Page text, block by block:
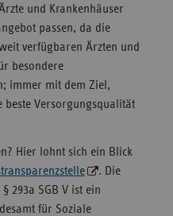
und Krankenhäuser
passen, da die
verfügbaren Ärzten und
besondere
immer mit dem Ziel,
Versorgungsqualität
Hier lohnt sich ein Blick
. Die
293a SGB V ist ein
für Soziale